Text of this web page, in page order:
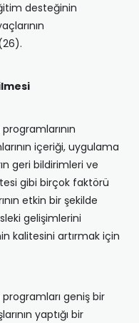
desteğinin
içeriği, uygulama
geri bildirimleri ve
gibi birçok faktörü
etkin bir şekilde
gelişimlerini
kalitesini artırmak için
geniş bir
yaptığı bir